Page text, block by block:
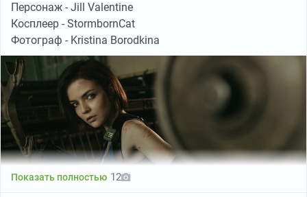
Персонаж - Jill Valentine
Косплеер - StormbornCat
Фотограф - Kristina Borodkina
Показать полностью 12